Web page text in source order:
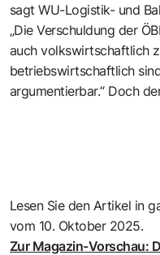
sagt WU-Logistik- und
„Die Verschuldung der
auch volkswirtschaftlich
betriebswirtschaftlich
argumentierbar.“ Doch
Lesen Sie den Artikel in
vom 10. Oktober 2025.
Zur Magazin-Vorschau: